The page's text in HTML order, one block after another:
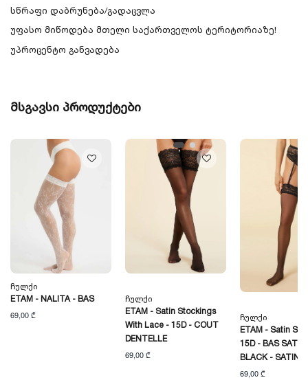
სწრაფი დაბრუნება/გადაცვლა
უფასო მიწოდება მთელი საქართველოს ტერიტორიაზე!
უპროცენტო განვადება
მსგავსი პროდუქტები
Ჩულქი
ETAM - NALITA - BAS
69,00 ₾
Ჩულქი
ETAM - Satin Stockings
With Lace - 15D - COUT
DENTELLE
69,00 ₾
Ჩულქი
ETAM - Satin
15D - BAS
BLACK - SATINE
69,00 ₾